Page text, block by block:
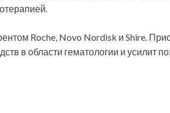
Roche, Novo Nordisk и Shire.
в области гематологии и усилит